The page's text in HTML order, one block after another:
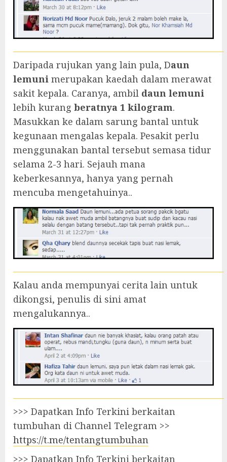
Daripada rujukan yang lain pula, Daun
lemuni merupakan kaedah dalam merawat
sakit kepala. Caranya, ambil daun lemuni
lebih kurang beratnya 1 kilogram.
Masukkan ke dalam sarung bantal untuk
kegunaan mengalas kepala. Pesakit perlu
menggunakan bantal tersebut semasa tidur
selama 2-3 hari. Sejauh mana
keberkesannya, hanya yang pernah
mencuba mengetahuinya..
Kalau anda mempunyai cerita lain untuk
dikongsi, penulis di sini amat
mengalukannya..
>>> Dapatkan Info Terkini berkaitan
tumbuhan di Channel Telegram >>
https://t.me/tentangtumbuhan
>>> Dapatkan Info Terkini berkaitan